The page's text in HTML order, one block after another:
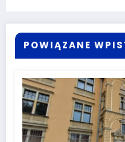
POWIĄZANE